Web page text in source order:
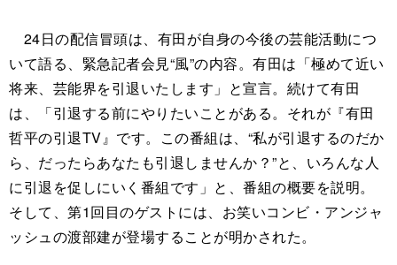
24日の配信冒頭は、有田が自身の今後の芸能活動につ
いて語る、緊急記者会見“風”の内容。有田は「極めて近い
将来、芸能界を引退いたします」と宣言。続けて有田
は、「引退する前にやりたいことがある。それが『有田
哲平の引退TV』です。この番組は、“私が引退するのだか
ら、だったらあなたも引退しませんか？”と、いろんな人
に引退を促しにいく番組です」と、番組の概要を説明。
そして、第1回目のゲストには、お笑いコンビ・アンジャ
ッシュの渡部建が登場することが明かされた。